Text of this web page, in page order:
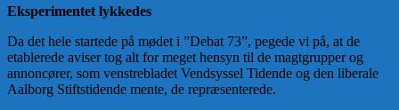
Eksperimentet lykkedes
Da det hele startede på mødet i ”Debat 73”, pegede vi på, at de
etablerede aviser tog alt for meget hensyn til de magtgrupper og
annoncører, som venstrebladet Vendsyssel Tidende og den liberale
Aalborg Stiftstidende mente, de repræsenterede.